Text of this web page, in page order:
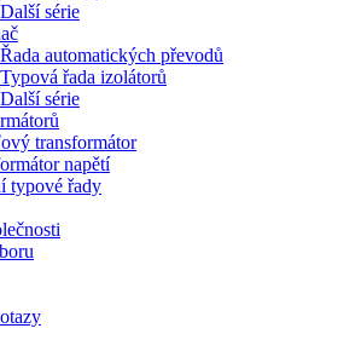
Další série
Řada automatických převodů
Typová řada izolátorů
Další série
transformátor
napětí
typové řady